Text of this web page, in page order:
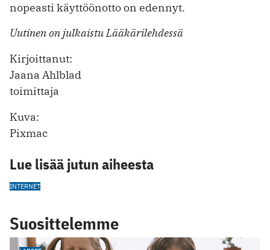
nopeasti käyttöönotto on edennyt.
Uutinen on julkaistu Lääkärilehdessä
Kirjoittanut:
Jaana Ahlblad
toimittaja
Kuva:
Pixmac
Lue lisää jutun aiheesta
INTERNET
Suosittelemme